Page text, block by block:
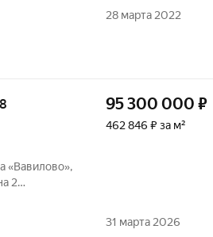
и тепло в
28 марта 2022
«Вавилово»,
2
95 300 000 ₽
462 846 ₽ за м²
31 марта 2026